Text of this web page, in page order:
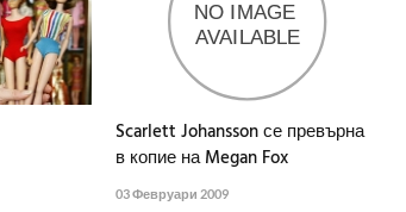
Scarlett Johansson се превърна
в копие на Megan Fox
03 Февруари 2009